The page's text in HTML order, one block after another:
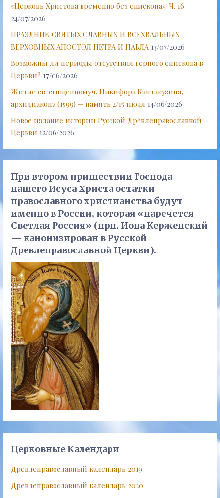
«Церковь Христова временно без епископа». Ч. 16
24/07/2026
ПРАЗДНИК СВЯТЫХ СЛАВНЫХ И ВСЕХВАЛЬНЫХ
ВЕРХОВНЫХ АПОСТОЛ ПЕТРА И ПАВЛА 13/07/2026
Возможны ли периоды отсутствия верного епископа в
Церкви? 17/06/2026
Житие св. священномуч. Никифора Кантакузина,
архидиакона (1599) — память 2/15 июня 14/06/2026
Новое издание истории Русской Древлеправославной
Церкви 12/06/2026
При втором пришествии Господа
нашего Исуса Христа остатки
православного христианства будут
именно в России, которая «наречется
Светлая Россия» (прп. Иона Керженский
— канонизирован в Русской
Древлеправославной Церкви).
Церковные Календари
Древлеправославный календарь 2019
Древлеправославный календарь 2020